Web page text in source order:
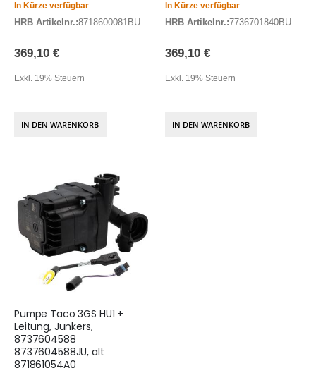
In Kürze verfügbar
HRB Artikelnr.:8718600081BU
369,10 €
Exkl. 19% Steuern
IN DEN WARENKORB
In Kürze verfügbar
HRB Artikelnr.:7736701840BU
369,10 €
Exkl. 19% Steuern
IN DEN WARENKORB
Pumpe Taco 3GS HU1 +
Leitung, Junkers,
8737604588
8737604588JU, alt
871861054A0